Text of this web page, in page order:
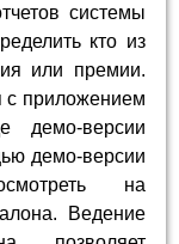
системы
кто из
или премии.
с приложением
демо-версии
демо-версии
на
Ведение